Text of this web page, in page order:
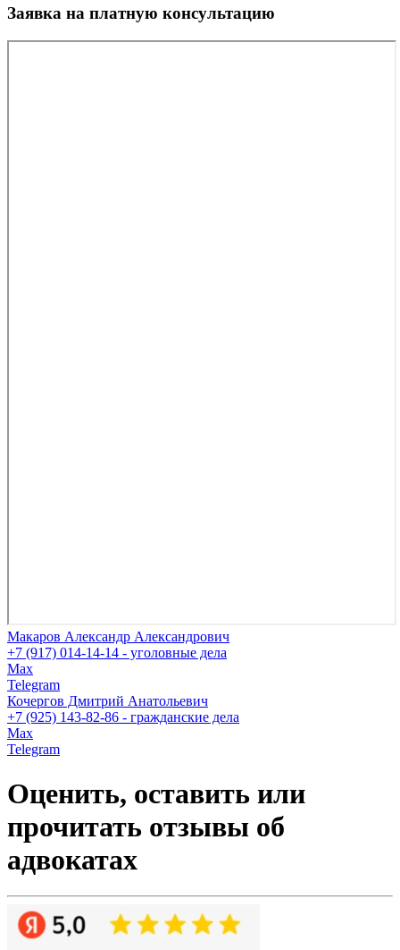
Заявка на платную консультацию
Макаров Александр Александрович
+7 (917) 014-14-14 - уголовные дела
Max
Telegram
Кочергов Дмитрий Анатольевич
+7 (925) 143-82-86 - гражданские дела
Max
Telegram
Оценить, оставить или
прочитать отзывы об
адвокатах